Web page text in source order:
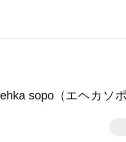
ehka sopo（エヘカソ